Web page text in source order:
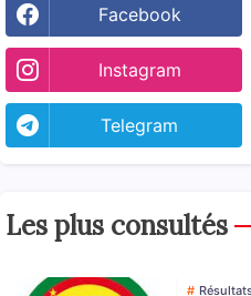
Facebook
Instagram
Telegram
Les plus consultés